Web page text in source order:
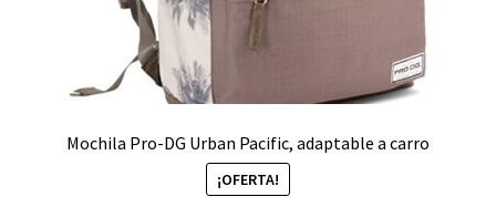
Mochila Pro-DG Urban Pacific, adaptable a carro
¡OFERTA!